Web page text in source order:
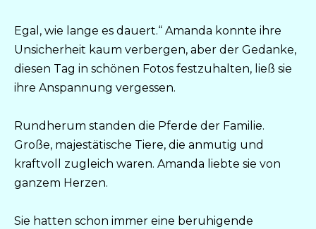
Egal, wie lange es dauert.“ Amanda konnte ihre
Unsicherheit kaum verbergen, aber der Gedanke,
diesen Tag in schönen Fotos festzuhalten, ließ sie
ihre Anspannung vergessen.
Rundherum standen die Pferde der Familie.
Große, majestätische Tiere, die anmutig und
kraftvoll zugleich waren. Amanda liebte sie von
ganzem Herzen.
Sie hatten schon immer eine beruhigende